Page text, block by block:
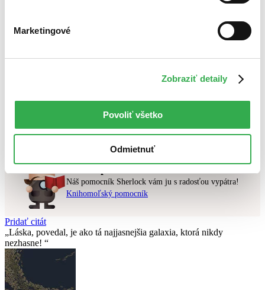
Marketingové
Zobraziť detaily
Povoliť všetko
Odmietnuť
Najdrahšie
vyhovujúci zadaným podmienkam.
Skúste prosím zmeniť vyhľadávaný výraz.
Náš pomocník Sherlock vám ju s radosťou vypátra!
Knihomoľský pomocník
Pridať citát
Láska, povedal, je ako tá najjasnejšia galaxia, ktorá nikdy
nezhasne!